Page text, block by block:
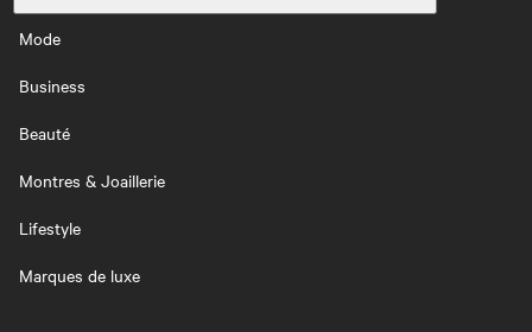
Mode
Business
Beauté
Montres & Joaillerie
Lifestyle
Marques de luxe